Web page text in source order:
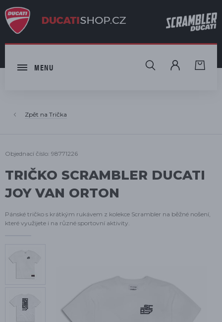
MENU HLEDAT
Trička
Objednací číslo: 98771226
TRIČKO SCRAMBLER DUCATI
JOY VAN ORTON
Pánské tričko s krátkým rukávem z kolekce Scrambler na běžné nošení,
které využijete i na různé sportovní aktivity.